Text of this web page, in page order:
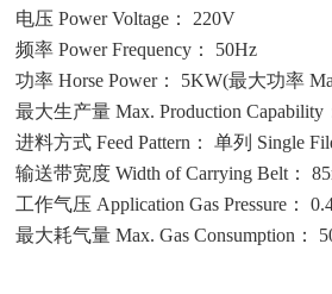
电压 Power Voltage： 220V
频率 Power Frequency： 50Hz
功率 Horse Power： 5KW(最大功率
最大生产量 Max. Production Capability
进料方式 Feed Pattern： 单列 Single
输送带宽度 Width of Carrying Belt：
工作气压 Application Gas Pressure：
最大耗气量 Max. Gas Consumption：